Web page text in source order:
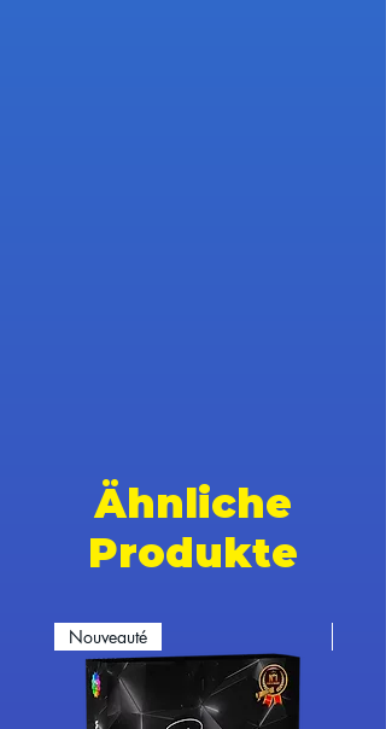
Ähnliche
Produkte
Nouveauté